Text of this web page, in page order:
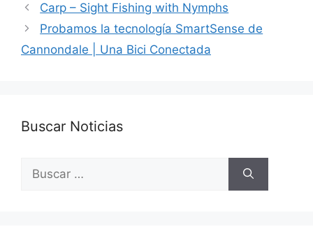
Carp – Sight Fishing with Nymphs
Probamos la tecnología SmartSense de
Cannondale | Una Bici Conectada
Buscar Noticias
Buscar: